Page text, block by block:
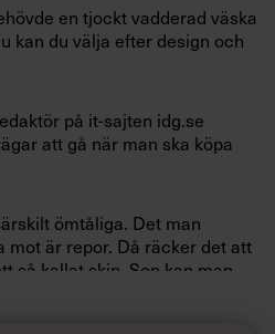
en tjockt vadderad väska
kan du välja efter design och
på it-sajten idg.se
att gå när man ska köpa
ömtåliga. Det man
mot är repor. Då räcker det att
så kallat skin. Sen kan man